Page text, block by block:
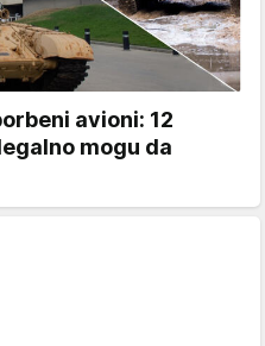
avioni: 12
mogu da